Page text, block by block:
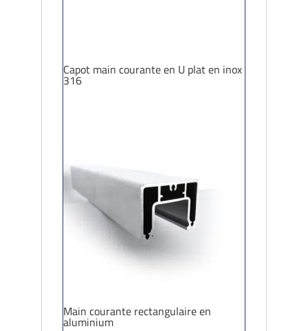
Capot main courante en U plat en inox
316
Main courante rectangulaire en
aluminium